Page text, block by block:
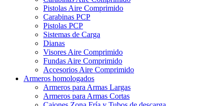
Pistolas Aire Comprimido
Carabinas PCP
Pistolas PCP
Sistemas de Carga
Dianas
Visores Aire Comprimido
Fundas Aire Comprimido
Accesorios Aire Comprimido
Armeros homologados
Armeros para Armas Largas
Armeros para Armas Cortas